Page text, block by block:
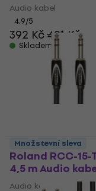
Audio kabel
4,9/5
392 Kč421 Kč
Skladem
Roland RCC-15-
4,5 m Audio
Audio kabel
Množstevní sleva